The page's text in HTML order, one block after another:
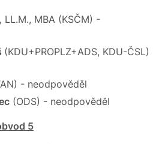
LL.M., MBA (KSČM) -
(KDU+PROPLZ+ADS, KDU-ČSL)
- neodpověděl
(ODS) - neodpověděl
5